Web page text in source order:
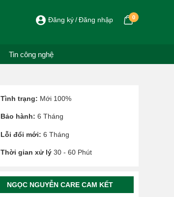
Đăng ký Đăng nhập 0
Tin công nghệ
Tình trạng: Mới 100%
Bảo hành: 6 Tháng
Lỗi đổi mới: 6 Tháng
Thời gian xử lý 30 - 60 Phút
NGỌC NGUYỄN CARE CAM KẾT